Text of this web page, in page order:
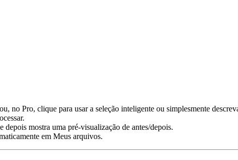
no Pro, clique para usar a seleção inteligente ou simplesmente
mostra uma pré-visualização de antes/depois.
em Meus arquivos.